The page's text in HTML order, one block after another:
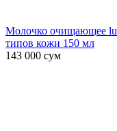
Молочко очищающее
типов кожи 150 мл
143 000 сум